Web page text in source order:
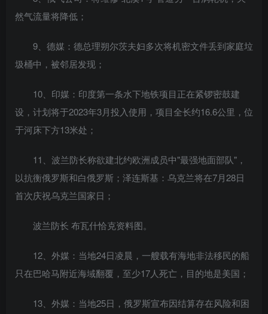
然气流量将降低；
9、德媒：德总理朔尔茨夫妇多次将机密文件丢到家庭垃
圾桶中，被邻居发现；
10、印媒：印度第一条水下地铁项目正在紧锣密鼓建
设，计划将于2023年3月投入使用，项目全长约16.6公里，位
于河床下方13米处；
11、波兰防长称欲建北约欧洲成员中"最强地面部队"，
以抗衡俄罗斯和白俄罗斯；泽连斯基：乌克兰将在7月28日
首次庆祝乌克兰国家日；
波兰防长 布瓦什恰克资料图。
12、外媒：当地24日凌晨，一艘载有海地非法移民的船
只在巴哈马附近海域翻覆，至少17人死亡，目的地是美国；
13、外媒：当地25日，俄罗斯宣布因结算存在风险和困